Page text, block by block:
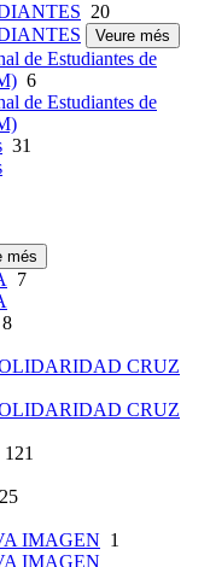
20
Veure més
de Estudiantes de
6
de Estudiantes de
31
més
7
8
CRUZ
CRUZ
121
25
IMAGEN 1
IMAGEN